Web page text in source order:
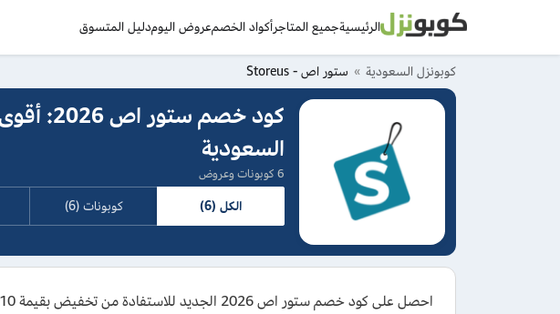
الرئيسيةجميع المتاجرأكواد الخصمعروض اليومدليل المتسوق
كوبونزل السعودية ستور اص - Storeus
السعودية
6 كوبونات وعروض
الكل (6) كوبونات (6)